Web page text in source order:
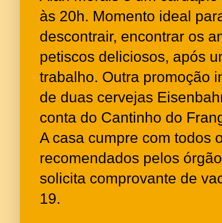
às 20h. Momento ideal
descontrair, encontrar os
petiscos deliciosos, após
trabalho. Outra promoção
de duas cervejas
conta do Cantinho do
A casa cumpre com todos
recomendados pelos
solicita comprovante de
19.